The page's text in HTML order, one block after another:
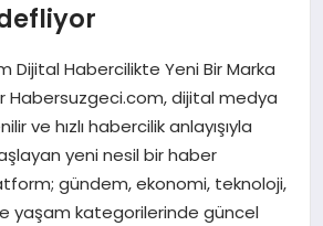
Dijital Habercilikte Yeni Bir Marka
Habersuzgeci.com, dijital medya
ve hızlı habercilik anlayışıyla
yeni nesil bir haber
gündem, ekonomi, teknoloji,
yaşam kategorilerinde güncel